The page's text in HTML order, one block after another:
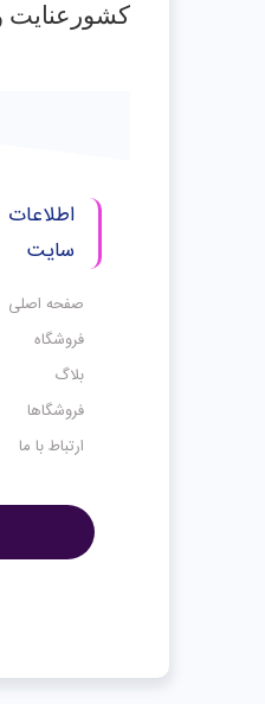
كشورعنايت
اطلاعات
سایت
صفحه اصلی
فروشگاه
بلاگ
فروشگاها
ارتباط با ما